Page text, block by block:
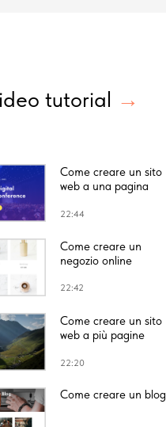
tutorial →
Come creare un sito
web a una pagina
Come creare un sito
web a più pagine
Come creare un
negozio online
Come creare un blog
22:44
22:20
22:42